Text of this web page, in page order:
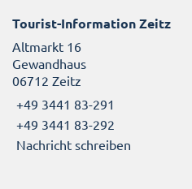
Tourist-Information Zeitz
Altmarkt 16
Gewandhaus
06712 Zeitz
+49 3441 83-291
+49 3441 83-292
Nachricht schreiben